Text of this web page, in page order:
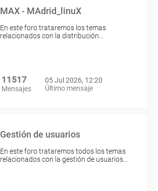
MAX - MAdrid_linuX
En este foro trataremos los temas
relacionados con la distribución…
11517
Mensajes
05 Jul 2026, 12:20
Último mensaje
Gestión de usuarios
En este foro trataremos todos los temas
relacionados con la gestión de usuarios…